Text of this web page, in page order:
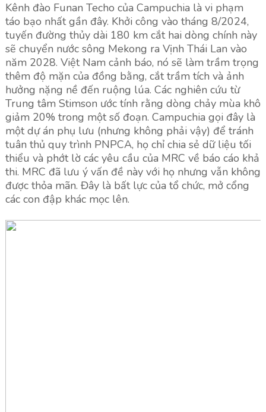
Kênh đào Funan Techo của Campuchia là vi phạm
táo bạo nhất gần đây. Khởi công vào tháng 8/2024,
tuyến đường thủy dài 180 km cắt hai dòng chính này
sẽ chuyển nước sông Mekong ra Vịnh Thái Lan vào
năm 2028. Việt Nam cảnh báo, nó sẽ làm trầm trọng
thêm độ mặn của đồng bằng, cắt trầm tích và ảnh
hưởng nặng nề đến ruộng lúa. Các nghiên cứu từ
Trung tâm Stimson ước tính rằng dòng chảy mùa khô
giảm 20% trong một số đoạn. Campuchia gọi đây là
một dự án phụ lưu (nhưng không phải vậy) để tránh
tuân thủ quy trình PNPCA, họ chỉ chia sẻ dữ liệu tối
thiểu và phớt lờ các yêu cầu của MRC về báo cáo khả
thi. MRC đã lưu ý vấn đề này với họ nhưng vẫn không
được thỏa mãn. Đây là bất lực của tổ chức, mở cổng
các con đập khác mọc lên.